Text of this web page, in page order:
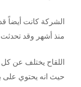
الشركة كانت أيضاً
منذ أشهر وقد
اللقاح يختلف عن
حيث انه يحتوي على